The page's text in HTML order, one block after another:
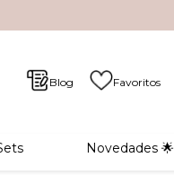
Blog Favoritos
Novedades 🌟